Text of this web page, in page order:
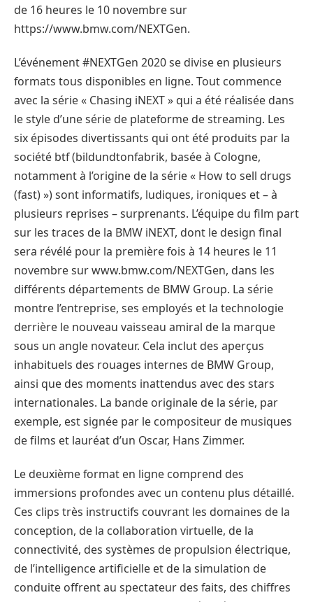
de 16 heures le 10 novembre sur
https://www.bmw.com/NEXTGen.
L’événement #NEXTGen 2020 se divise en plusieurs
formats tous disponibles en ligne. Tout commence
avec la série « Chasing iNEXT » qui a été réalisée dans
le style d’une série de plateforme de streaming. Les
six épisodes divertissants qui ont été produits par la
société btf (bildundtonfabrik, basée à Cologne,
notamment à l’origine de la série « How to sell drugs
(fast) ») sont informatifs, ludiques, ironiques et – à
plusieurs reprises – surprenants. L’équipe du film part
sur les traces de la BMW iNEXT, dont le design final
sera révélé pour la première fois à 14 heures le 11
novembre sur www.bmw.com/NEXTGen, dans les
différents départements de BMW Group. La série
montre l’entreprise, ses employés et la technologie
derrière le nouveau vaisseau amiral de la marque
sous un angle novateur. Cela inclut des aperçus
inhabituels des rouages internes de BMW Group,
ainsi que des moments inattendus avec des stars
internationales. La bande originale de la série, par
exemple, est signée par le compositeur de musiques
de films et lauréat d’un Oscar, Hans Zimmer.
Le deuxième format en ligne comprend des
immersions profondes avec un contenu plus détaillé.
Ces clips très instructifs couvrant les domaines de la
conception, de la collaboration virtuelle, de la
connectivité, des systèmes de propulsion électrique,
de l’intelligence artificielle et de la simulation de
conduite offrent au spectateur des faits, des chiffres